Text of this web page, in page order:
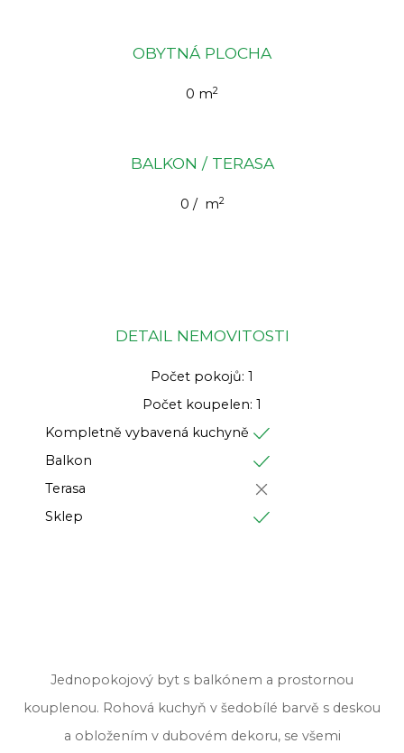
OBYTNÁ PLOCHA
0 m2
BALKON / TERASA
0 / m2
DETAIL NEMOVITOSTI
Počet pokojů: 1
Počet koupelen: 1
Kompletně vybavená kuchyně
Balkon
Terasa
Sklep
Jednopokojový byt s balkónem a prostornou
kouplenou. Rohová kuchyň v šedobílé barvě s deskou
a obložením v dubovém dekoru, se všemi